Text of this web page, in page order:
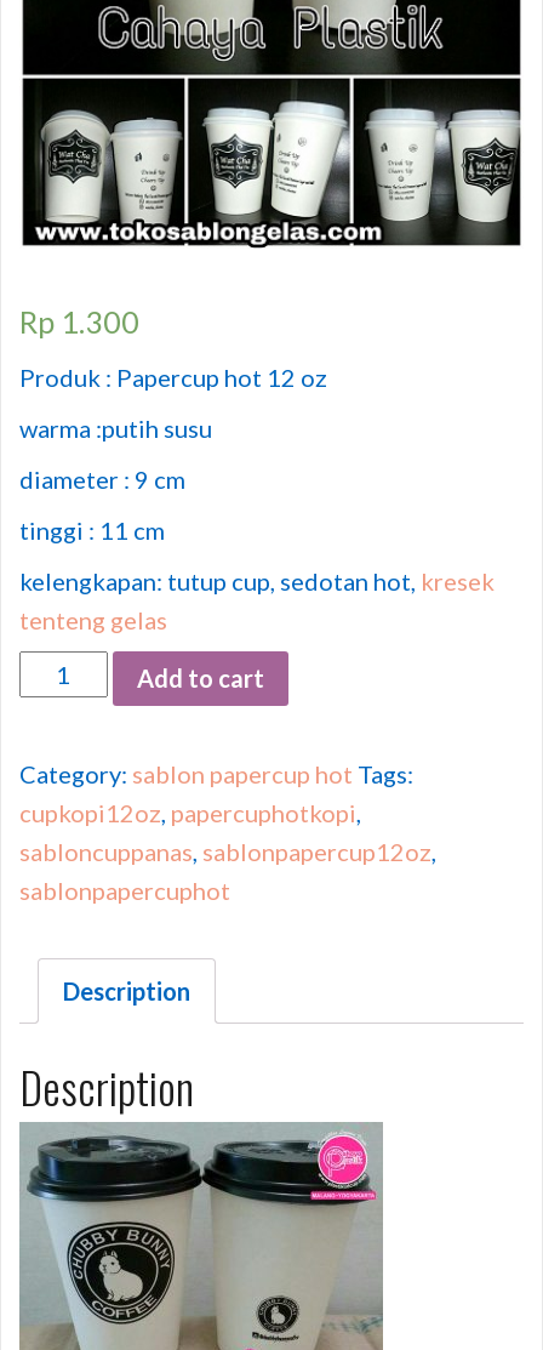
Rp 1.300
Produk : Papercup hot 12 oz
warma :putih susu
diameter : 9 cm
tinggi : 11 cm
kelengkapan: tutup cup, sedotan hot, kresek
tenteng gelas
Quantity
Add to cart
Category: sablon papercup hot Tags:
cupkopi12oz papercuphotkopi
sabloncuppanas sablonpapercup12oz
sablonpapercuphot
Description
Description